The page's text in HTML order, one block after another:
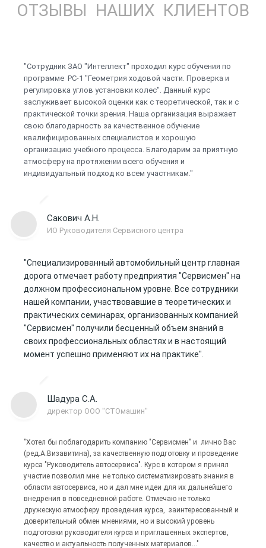
ОТЗЫВЫ НАШИХ КЛИЕНТОВ
"Сотрудник ЗАО "Интеллект" проходил курс обучения по
программе РС-1 "Геометрия ходовой части. Проверка и
регулировка углов установки колес". Данный курс
заслуживает высокой оценки как с теоретической, так и с
практической точки зрения. Наша организация выражает
свою благодарность за качественное обучение
квалифицированных специалистов и хорошую
организацию учебного процесса. Благодарим за приятную
атмосферу на протяжении всего обучения и
индивидуальный подход ко всем участникам."
Сакович А.Н.
ИО Руководителя Сервисного центра
"Специализированный автомобильный центр главная
дорога отмечает работу предприятия "Сервисмен" на
должном профессиональном уровне. Все сотрудники
нашей компании, участвовавшие в теоретических и
практических семинарах, организованных компанией
"Сервисмен" получили бесценный объем знаний в
своих профессиональных областях и в настоящий
момент успешно применяют их на практике".
Шадура С.А.
директор ООО "СТОмашин"
"Хотел бы поблагодарить компанию "Сервисмен" и лично Вас
(ред.А.Визавитина), за качественную подготовку и проведение
курса "Руководитель автосервиса". Курс в котором я принял
участие позволил мне не только систематизировать знания в
области автосервиса, но и дал мне идеи для их дальнейшего
внедрения в повседневной работе. Отмечаю не только
дружескую атмосферу проведения курса, заинтересованный и
доверительный обмен мнениями, но и высокий уровень
подготовки руководителя курса и приглашенных экспертов,
качество и актуальность полученных материалов..."